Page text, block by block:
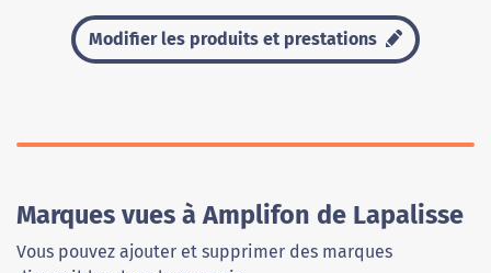
Modifier les produits et prestations
Marques vues à Amplifon de Lapalisse
Vous pouvez ajouter et supprimer des marques